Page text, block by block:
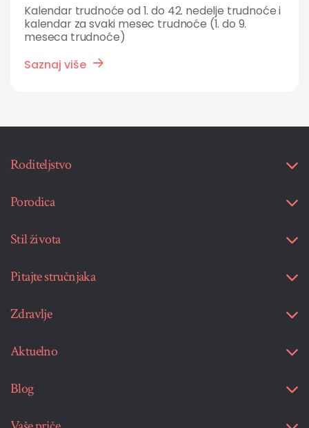
Kalendar trudnoće od 1. do 42. nedelje trudnoće i
kalendar za svaki mesec trudnoće (1. do 9.
meseca trudnoće)
Saznaj više
Roditeljstvo
Porodica
Stil života
Pitajte stručnjaka
Zdravlje
Aktuelno
Blog